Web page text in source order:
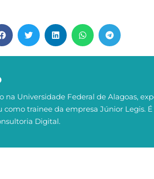
na Universidade Federal de Alagoas,
como trainee da empresa Júnior Legis.
Digital.